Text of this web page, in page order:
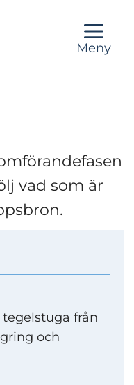
Meny
vad som är
från
och